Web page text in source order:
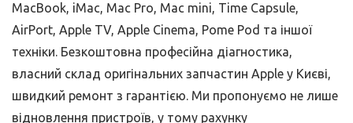
MacBook, iMac, Mac Pro, Mac mini, Time Capsule,
AirPort, Apple TV, Apple Cinema, Рome Pod та іншої
техніки. Безкоштовна професійна діагностика,
власний склад оригінальних запчастин Apple у Києві,
швидкий ремонт з гарантією. Ми пропонуємо не лише
відновлення пристроїв, у тому рахунку